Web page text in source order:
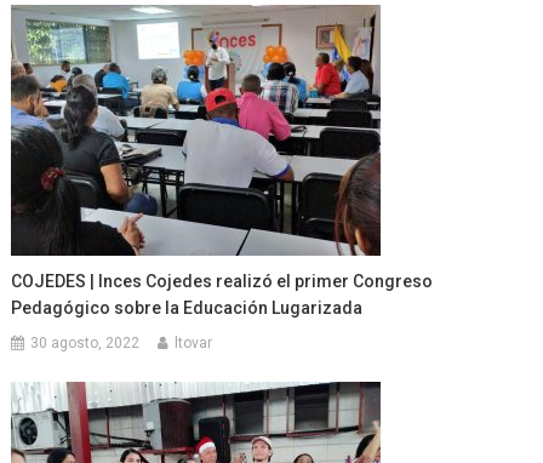
COJEDES | Inces Cojedes realizó el primer Congreso
Pedagógico sobre la Educación Lugarizada
30 agosto, 2022 ltovar